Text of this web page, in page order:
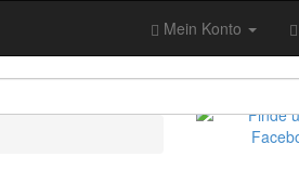
Mein Konto